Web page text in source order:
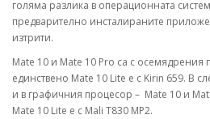
голяма разлика в операционната
предварително инсталираните
изтрити.
Mate 10 и Mate 10 Pro са с осемядрения
единствено Mate 10 Lite е с Kirin 659. В
и в графичния процесор – Mate 10 и
Mate 10 Lite е с Mali T830 MP2.